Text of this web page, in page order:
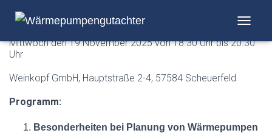
Info-Abend „Wärmepumpe“
Mittwoch den 19.November 2025 von 18.30 Uhr bis 20.30
Uhr
Weinkopf GmbH, Hauptstraße 2-4, 57584 Scheuerfeld
Programm:
Besonderheiten bei Planung von Wärmepumpen